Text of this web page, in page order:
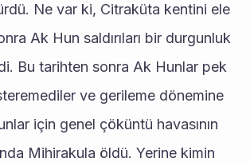
Ne var ki, Citraküta kentini ele
Ak Hun saldırıları bir durgunluk
Bu tarihten sonra Ak Hunlar pek
ve gerileme dönemine
için genel çöküntü havasının
Mihirakula öldü. Yerine kimin